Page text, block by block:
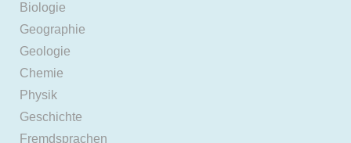
Biologie
Geographie
Geologie
Chemie
Physik
Geschichte
Fremdsprachen